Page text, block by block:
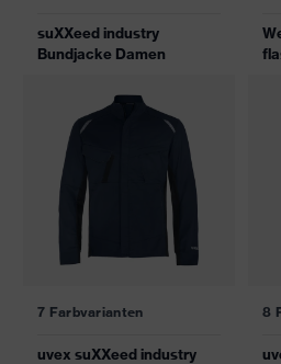
suXXeed industry
Bundjacke Damen
7 Farbvarianten
uvex suXXeed industry
8